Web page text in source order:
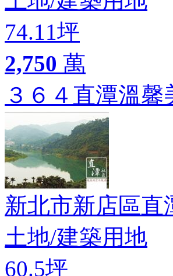
74.11坪
2,750 萬
３６４直潭溫馨
新北市新店區直
土地/建築用地
60.5坪